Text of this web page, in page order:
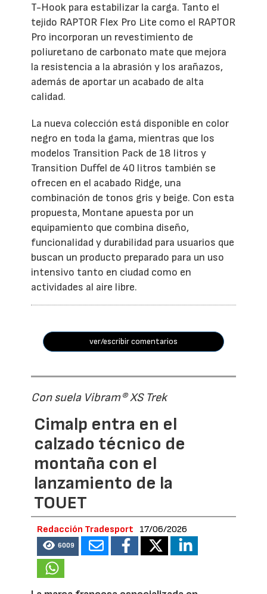
T-Hook para estabilizar la carga. Tanto el
tejido RAPTOR Flex Pro Lite como el RAPTOR
Pro incorporan un revestimiento de
poliuretano de carbonato mate que mejora
la resistencia a la abrasión y los arañazos,
además de aportar un acabado de alta
calidad.
La nueva colección está disponible en color
negro en toda la gama, mientras que los
modelos Transition Pack de 18 litros y
Transition Duffel de 40 litros también se
ofrecen en el acabado Ridge, una
combinación de tonos gris y beige. Con esta
propuesta, Montane apuesta por un
equipamiento que combina diseño,
funcionalidad y durabilidad para usuarios que
buscan un producto preparado para un uso
intensivo tanto en ciudad como en
actividades al aire libre.
ver/escribir comentarios
Con suela Vibram® XS Trek
Cimalp entra en el
calzado técnico de
montaña con el
lanzamiento de la
TOUET
Redacción Tradesport 17/06/2026
6009